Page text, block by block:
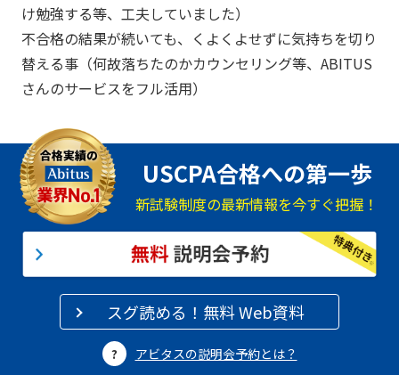
け勉強する等、工夫していました）
不合格の結果が続いても、くよくよせずに気持ちを切り
替える事（何故落ちたのかカウンセリング等、ABITUS
さんのサービスをフル活用）
USCPA合格への第一歩
新試験制度の最新情報を今すぐ把握！
スグ読める！無料 Web資料
アビタスの説明会予約とは？